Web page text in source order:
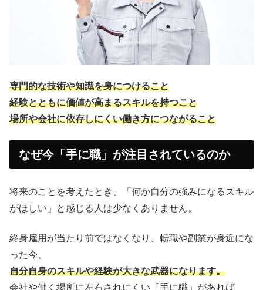
専門的な技術や知識を身につけること
経験とともに価値が高まるスキルを持つこと
場所や会社に依存しにくい働き方につながること
なぜ今「手に職」が注目されているのか
将来のことを考えたとき、「何か自分の強みになるスキル
がほしい」と感じる人は少なくありません。
終身雇用が当たり前ではなくなり、転職や副業が身近にな
った今、
自分自身のスキルや経験が大きな武器になります。
会社や働く場所に左右されにくい「手に職」があれば、